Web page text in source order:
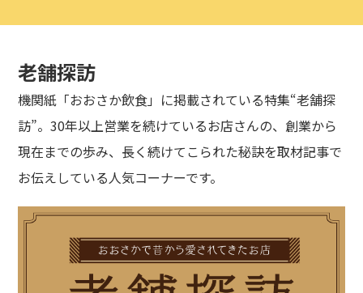
老舗探訪
機関紙「おおさか飲食」に掲載されている特集“老舗探
訪”。30年以上営業を続けているお店さんの、創業から
現在までの歩み、長く続けてこられた秘訣を取材記事で
お伝えしている人気コーナーです。